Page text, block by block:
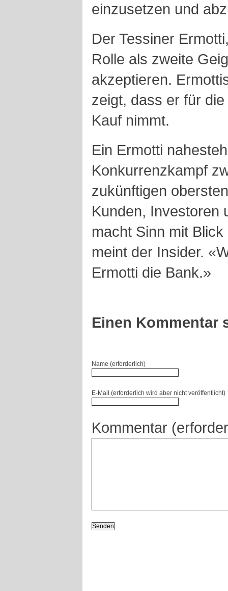
einzusetzen und
Der Tessiner
Rolle als zweite
akzeptieren.
zeigt, dass er für
Kauf nimmt.
Ein Ermotti
Konkurrenzkampf
zukünftigen
Kunden, Investoren
macht Sinn mit
meint der Insider.
Ermotti die Bank.»
Einen Kommentar
Name (erforderlich)
E-Mail (erforderlich wird aber nicht veröffentlicht)
Kommentar